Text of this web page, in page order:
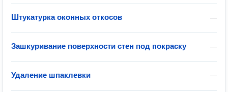
—
Штукатурка оконных откосов
—
Зашкуривание поверхности стен под покраску
—
Удаление шпаклевки